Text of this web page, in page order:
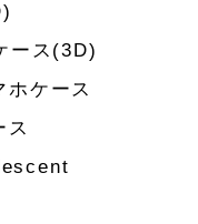
ース(3D)
ホケース
ス